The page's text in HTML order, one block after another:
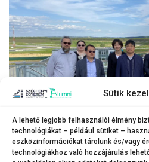
Sütik
A lehető legjobb felhasználói élmény
technológiákat – például sütiket –
eszközinformációkat tárolunk és/vagy
technológiákhoz való hozzájárulás
A vendégek a Széchenyi István